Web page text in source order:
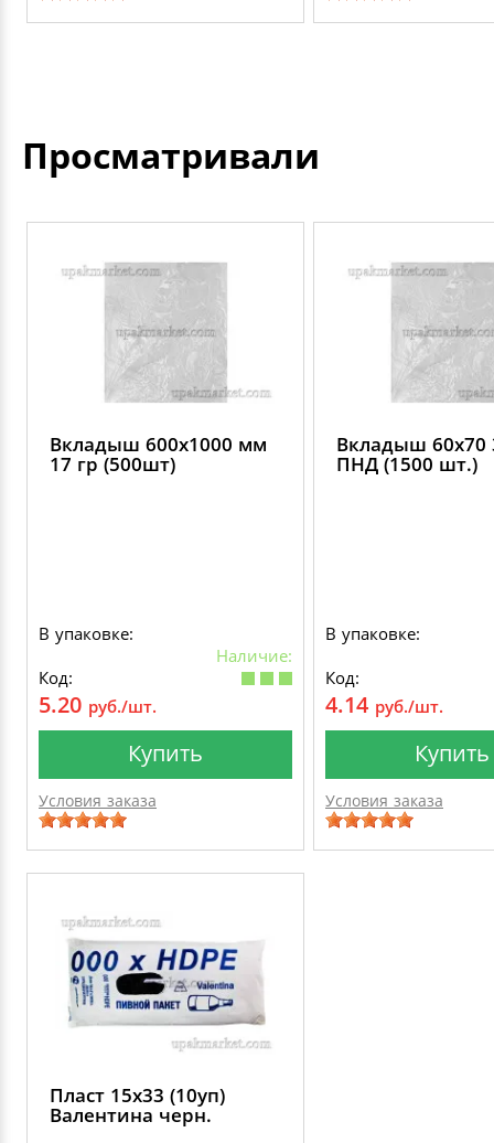
Просматривали
Вкладыш 600х1000 мм
17 гр (500шт)
В упаковке:
Наличие:
Код:
5.20 руб./шт.
Купить
Условия заказа
Вкладыш 60х70
ПНД (1500 шт.)
В упаковке:
Код:
4.14 руб./шт.
Купить
Условия заказа
Пласт 15х33 (10уп)
Валентина черн.